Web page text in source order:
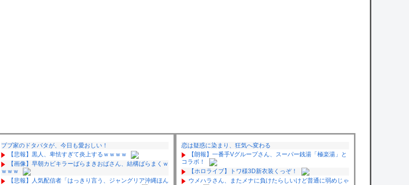
ブブ家のドタバタが、今日も愛おしい！
【悲報】黒人、卑怯すぎて炎上するｗｗｗｗ
【画像】早朝カビキラーばらまきおばさん、結構ばらまくｗ
ｗｗｗ
【悲報】人気配信者「はっきり言う、ジャングリア沖縄ほん
恋は疑惑に染まり、狂気へ変わる
【朗報】一番手Vグループさん、スーパー銭湯「極楽湯」と
コラボ！
【ホロライブ】トワ様3D新衣装くっぞ！
ウメハラさん、またメナに負けたらしいけど普通に弱めじゃ